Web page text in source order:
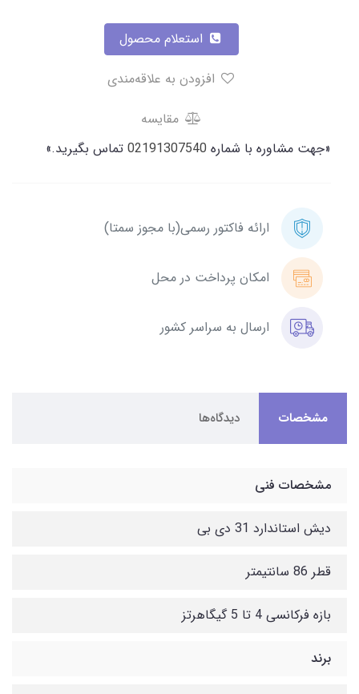
مقایسه
«جهت مشاوره با شماره 02191307540 تماس بگیرید.»
ارائه فاکتور رسمی(با مجوز سمتا)
امکان پرداخت در محل
ارسال به سراسر کشور
مشخصات دیدگاه‌ها
مشخصات فنی
دیش استاندارد 31 دی بی
قطر 86 سانتیمتر
بازه فرکانسی 4 تا 5 گیگاهرتز
برند